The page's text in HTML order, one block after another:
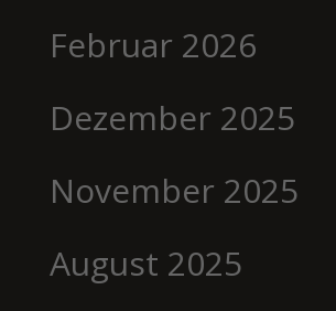
Februar 2026
Dezember 2025
November 2025
August 2025